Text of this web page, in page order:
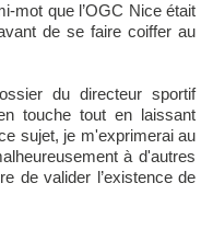
mot que l’OGC Nice était
de se faire coiffer au
du directeur sportif
touche tout en laissant
sujet, je m'exprimerai au
à d'autres
de valider l’existence de